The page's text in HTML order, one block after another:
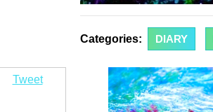
Categories: DIARY
Tweet